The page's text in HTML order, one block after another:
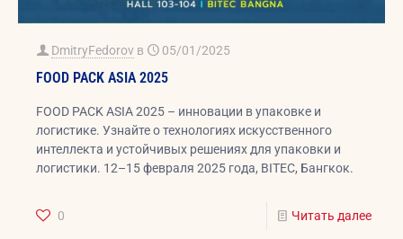
DmitryFedorov в 05/01/2025
FOOD PACK ASIA 2025
FOOD PACK ASIA 2025 – инновации в упаковке и
логистике. Узнайте о технологиях искусственного
интеллекта и устойчивых решениях для упаковки и
логистики. 12–15 февраля 2025 года, BITEC, Бангкок.
0 Читать далее